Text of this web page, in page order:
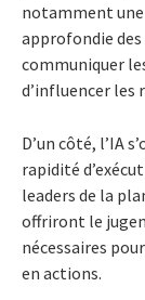
notamment
approfondie des
communiquer
d’influencer les
D’un côté, l’IA
rapidité
leaders de la
offriront le
nécessaires
en actions.